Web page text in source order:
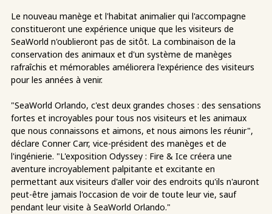
Le nouveau manège et l'habitat animalier qui l'accompagne
constitueront une expérience unique que les visiteurs de
SeaWorld n'oublieront pas de sitôt. La combinaison de la
conservation des animaux et d'un système de manèges
rafraîchis et mémorables améliorera l'expérience des visiteurs
pour les années à venir.
"SeaWorld Orlando, c'est deux grandes choses : des sensations
fortes et incroyables pour tous nos visiteurs et les animaux
que nous connaissons et aimons, et nous aimons les réunir",
déclare Conner Carr, vice-président des manèges et de
l'ingénierie. "L'exposition Odyssey : Fire & Ice créera une
aventure incroyablement palpitante et excitante en
permettant aux visiteurs d'aller voir des endroits qu'ils n'auront
peut-être jamais l'occasion de voir de toute leur vie, sauf
pendant leur visite à SeaWorld Orlando."